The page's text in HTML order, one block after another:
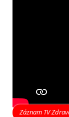
Záznam TV